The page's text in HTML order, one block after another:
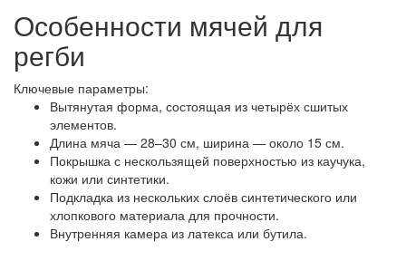
Особенности мячей для
регби
Ключевые параметры:
Вытянутая форма, состоящая из четырёх сшитых
элементов.
Длина мяча — 28–30 см, ширина — около 15 см.
Покрышка с нескользящей поверхностью из каучука,
кожи или синтетики.
Подкладка из нескольких слоёв синтетического или
хлопкового материала для прочности.
Внутренняя камера из латекса или бутила.